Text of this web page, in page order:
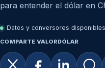
para entender el dólar en
Datos y conversores disponibles
COMPARTE VALORDÓLAR